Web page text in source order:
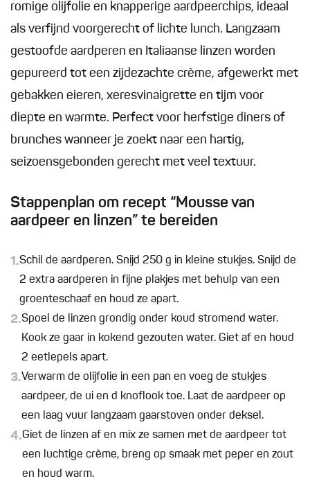
romige olijfolie en knapperige aardpeerchips, ideaal
als verfijnd voorgerecht of lichte lunch. Langzaam
gestoofde aardperen en Italiaanse linzen worden
gepureerd tot een zijdezachte crème, afgewerkt met
gebakken eieren, xeresvinaigrette en tijm voor
diepte en warmte. Perfect voor herfstige diners of
brunches wanneer je zoekt naar een hartig,
seizoensgebonden gerecht met veel textuur.
Stappenplan om recept “Mousse van
aardpeer en linzen” te bereiden
1.Schil de aardperen. Snijd 250 g in kleine stukjes. Snijd de
2 extra aardperen in fijne plakjes met behulp van een
groenteschaaf en houd ze apart.
2.Spoel de linzen grondig onder koud stromend water.
Kook ze gaar in kokend gezouten water. Giet af en houd
2 eetlepels apart.
3.Verwarm de olijfolie in een pan en voeg de stukjes
aardpeer, de ui en d knoflook toe. Laat de aardpeer op
een laag vuur langzaam gaarstoven onder deksel.
4.Giet de linzen af en mix ze samen met de aardpeer tot
een luchtige crème, breng op smaak met peper en zout
en houd warm.